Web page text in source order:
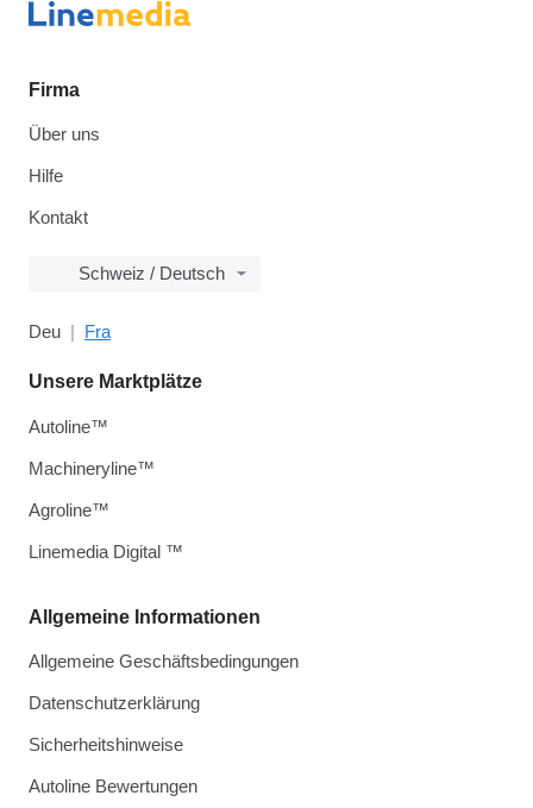
Firma
Über uns
Hilfe
Kontakt
Schweiz / Deutsch
Deu Fra
Allgemeine Informationen
Allgemeine Geschäftsbedingungen
Datenschutzerklärung
Sicherheitshinweise
Autoline Bewertungen
Unsere Marktplätze
Autoline™
Machineryline™
Agroline™
Linemedia Digital ™